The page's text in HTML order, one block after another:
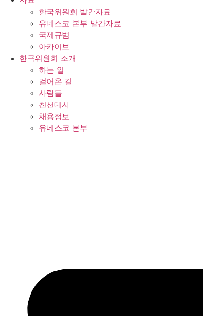
한국위원회 발간자료
유네스코 본부 발간자료
국제규범
아카이브
한국위원회 소개
하는 일
걸어온 길
사람들
친선대사
채용정보
유네스코 본부